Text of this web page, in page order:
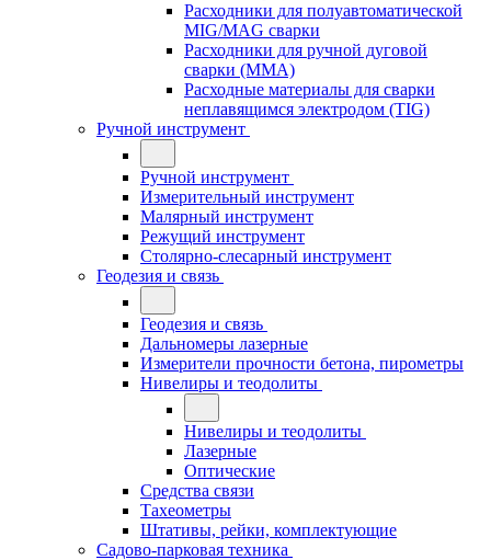
Расходники для полуавтоматической
MIG/MAG сварки
Расходники для ручной дуговой
сварки (MMA)
Расходные материалы для сварки
неплавящимся электродом (TIG)
Ручной инструмент
Ручной инструмент
Измерительный инструмент
Малярный инструмент
Режущий инструмент
Столярно-слесарный инструмент
Геодезия и связь
Геодезия и связь
Дальномеры лазерные
Измерители прочности бетона, пирометры
Нивелиры и теодолиты
Нивелиры и теодолиты
Лазерные
Оптические
Средства связи
Тахеометры
Штативы, рейки, комплектующие
Садово-парковая техника